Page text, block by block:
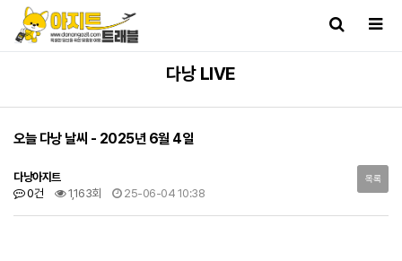
다낭 LIVE
오늘 다낭 날씨 - 2025년 6월 4일
다낭아지트
0건
1,163회 25-06-04 10:38
목록